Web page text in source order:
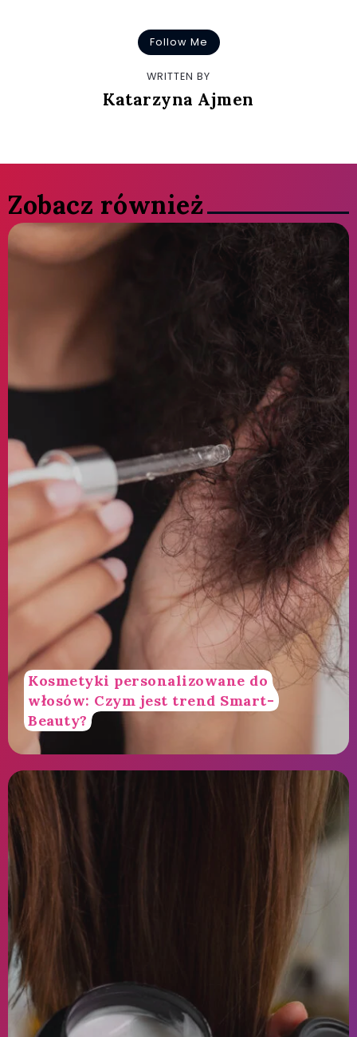
Follow Me
WRITTEN BY
Katarzyna Ajmen
Zobacz również
Kosmetyki personalizowane do
włosów: Czym jest trend Smart-
Beauty?